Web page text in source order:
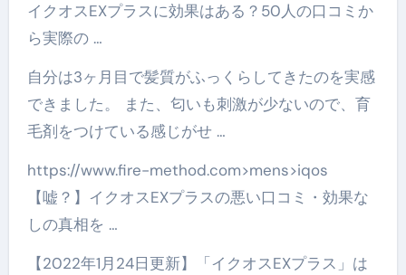
イクオスEXプラスに効果はある？50人の口コミか
ら実際の …
自分は3ヶ月目で髪質がふっくらしてきたのを実感
できました。 また、匂いも刺激が少ないので、育
毛剤をつけている感じがせ …
https://www.fire-method.com>mens>iqos
【嘘？】イクオスEXプラスの悪い口コミ・効果な
しの真相を …
【2022年1月24日更新】「イクオスEXプラス」は